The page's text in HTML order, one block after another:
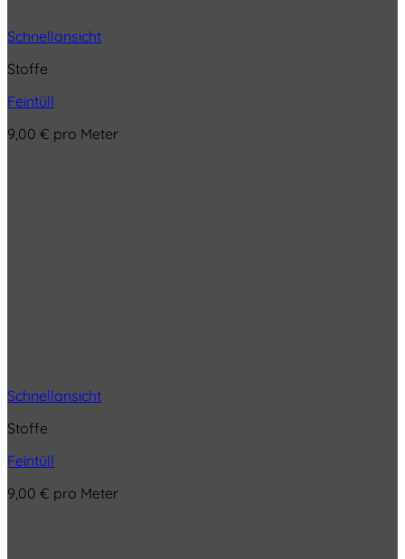
Schnellansicht
Stoffe
Feintüll
9,00 € pro Meter
Schnellansicht
Stoffe
Feintüll
9,00 € pro Meter